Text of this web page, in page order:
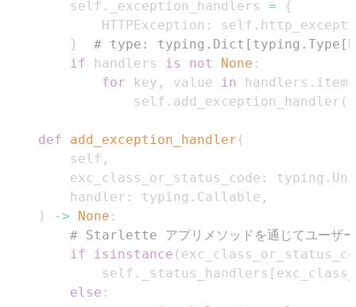
        self
. _exception_handlers =
{
            HTTPException
: self .
}
# type:
if handlers is not None :
for key , value in handlers . items
                self
. add_exception_handler (
def add_exception_handler (
        self
,
        exc_class_or_status_code
: typing .
        handler
: typing . Callable ,
)
-> None :
# Starlette アプリメソッドを通じてユーザ
if
isinstance (
            self
. _status_handlers [
else :